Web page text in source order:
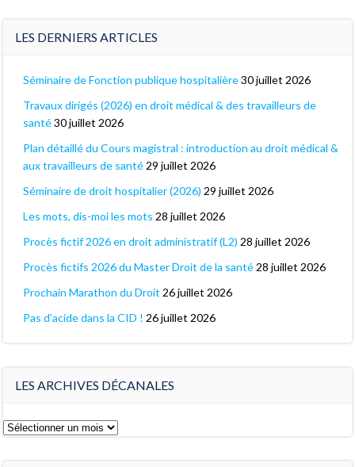
LES DERNIERS ARTICLES
Séminaire de Fonction publique hospitalière30 juillet 2026
Travaux dirigés (2026) en droit médical & des travailleurs de
santé30 juillet 2026
Plan détaillé du Cours magistral : introduction au droit médical &
aux travailleurs de santé 29 juillet 2026
Séminaire de droit hospitalier (2026) 29 juillet 2026
Les mots, dis-moi les mots 28 juillet 2026
Procès fictif 2026 en droit administratif (L2) 28 juillet 2026
Procès fictifs 2026 du Master Droit de la santé 28 juillet 2026
Prochain Marathon du Droit 26 juillet 2026
Pas d’acide dans la CID ! 26 juillet 2026
LES ARCHIVES DÉCANALES
Les